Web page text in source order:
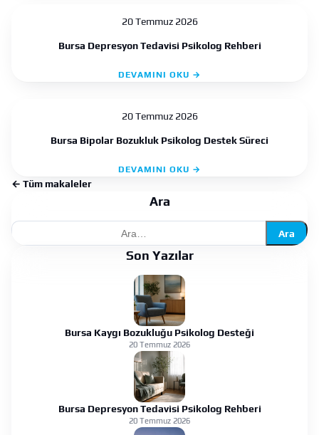
20 Temmuz 2026
Bursa Depresyon Tedavisi Psikolog Rehberi
DEVAMINI OKU →
20 Temmuz 2026
Bursa Bipolar Bozukluk Psikolog Destek Süreci
DEVAMINI OKU →
← Tüm makaleler
Ara
Ara
Son Yazılar
Bursa Kaygı Bozukluğu Psikolog Desteği
20 Temmuz 2026
Bursa Depresyon Tedavisi Psikolog Rehberi
20 Temmuz 2026